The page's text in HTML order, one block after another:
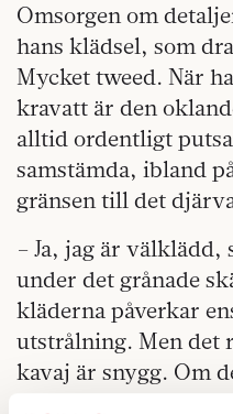
Omsorgen om
hans klädsel, som
Mycket tweed. När
kravatt är den
alltid ordentligt
samstämda, ibland
gränsen till det
– Ja, jag är välklädd,
under det grånade
kläderna påverkar
utstrålning. Men det
kavaj är snygg. Om
man inte om den,